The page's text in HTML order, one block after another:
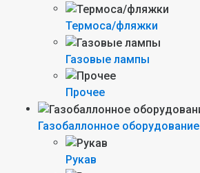
Термоса/фляжки
Газовые лампы
Прочее
Газобаллонное оборудование
Рукав